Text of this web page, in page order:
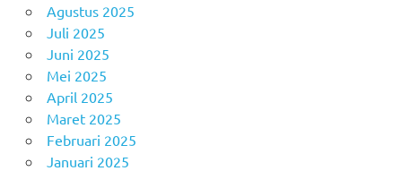
Agustus 2025
Juli 2025
Juni 2025
Mei 2025
April 2025
Maret 2025
Februari 2025
Januari 2025